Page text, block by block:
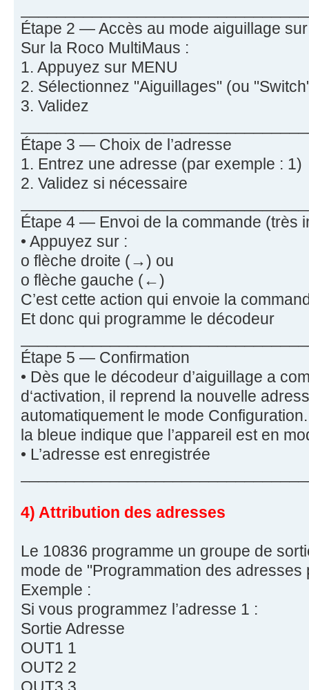
Étape 2 — Accès au mode aiguillage
Sur la Roco MultiMaus :
1. Appuyez sur MENU
2. Sélectionnez "Aiguillages" (ou
3. Validez
Étape 3 — Choix de l’adresse
1. Entrez une adresse (par exemple : 1)
2. Validez si nécessaire
Étape 4 — Envoi de la commande (très
• Appuyez sur :
o flèche droite (→) ou
o flèche gauche (←)
C’est cette action qui envoie la
Et donc qui programme le décodeur
Étape 5 — Confirmation
• Dès que le décodeur d’aiguillage a
d‘activation, il reprend la nouvelle
automatiquement le mode
la bleue indique que l’appareil est en
• L’adresse est enregistrée
4) Attribution des adresses
Le 10836 programme un groupe de
mode de "Programmation des adresses
Exemple :
Si vous programmez l’adresse 1 :
Sortie Adresse
OUT1 1
OUT2 2